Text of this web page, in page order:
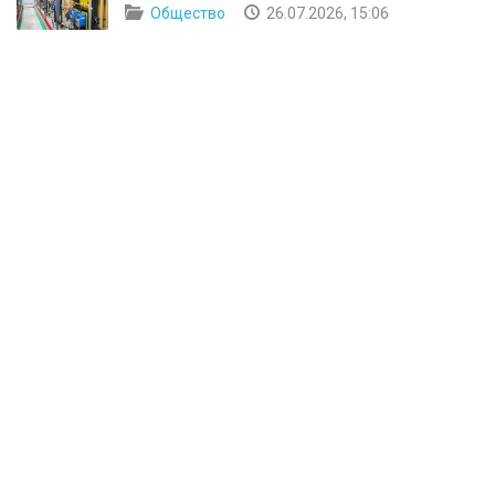
Общество 26.07.2026, 15:06